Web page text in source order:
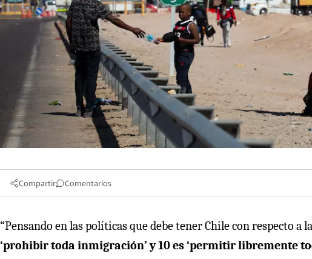
Compartir Comentarios
“Pensando en las políticas que debe tener Chile con respecto a
‘prohibir toda inmigración’ y 10 es ‘permitir libremente